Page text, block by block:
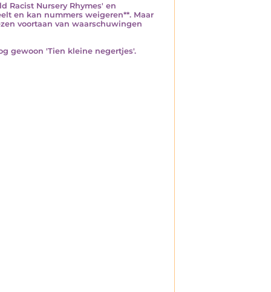
Racist Nursery Rhymes' en
en kan nummers weigeren**. Maar
voortaan van waarschuwingen
gewoon 'Tien kleine negertjes'.